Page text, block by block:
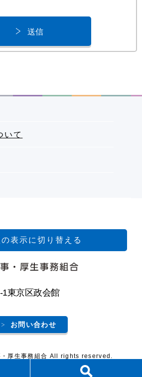
いて
表示に切り替える
合
東京区政会館
お問い合わせ
厚生事務組合 All rights reserved.